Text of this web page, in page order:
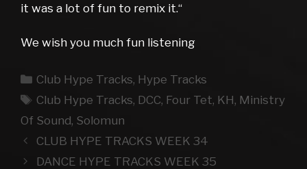
it was a lot of fun to remix it.“
We wish you much fun listening
Kategorien
Club Hype Tracks, Hype Tracks
Schlagwörter
Club Hype Tracks, DCC, Four Tet, KH, Ministry
Of Sound, Solomun
CLUB HYPE TRACKS WEEK 34
DANCE HYPE TRACKS WEEK 35